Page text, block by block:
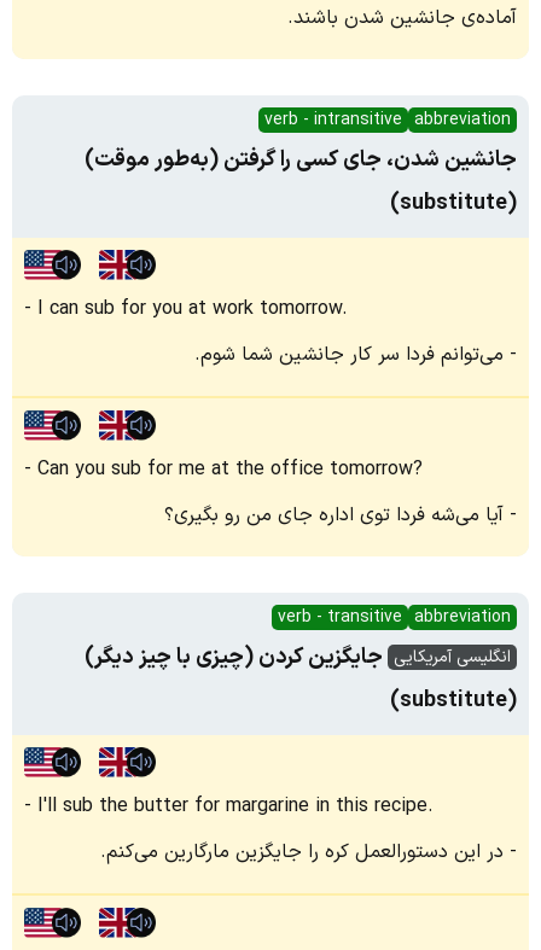
آماده‌ی جانشین شدن باشند.
abbreviation
verb - intransitive
جانشین شدن، جای کسی را گرفتن (به‌طور موقت)
(substitute)
I can sub for you at work tomorrow.
می‌توانم فردا سر کار جانشین شما شوم.
Can you sub for me at the office tomorrow?
آیا می‌شه فردا توی اداره جای من رو بگیری؟
abbreviation
verb - transitive
انگلیسی آمریکایی جایگزین کردن (چیزی با چیز دیگر)
(substitute)
I'll sub the butter for margarine in this recipe.
در این دستورالعمل کره را جایگزین مارگارین می‌کنم.